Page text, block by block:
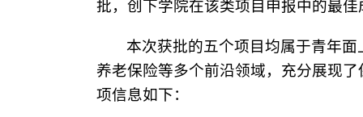
批，创下学院在该类项目申报中的最佳
本次获批的五个项目均属于青年
养老保险等多个前沿领域，充分展现
项信息如下：